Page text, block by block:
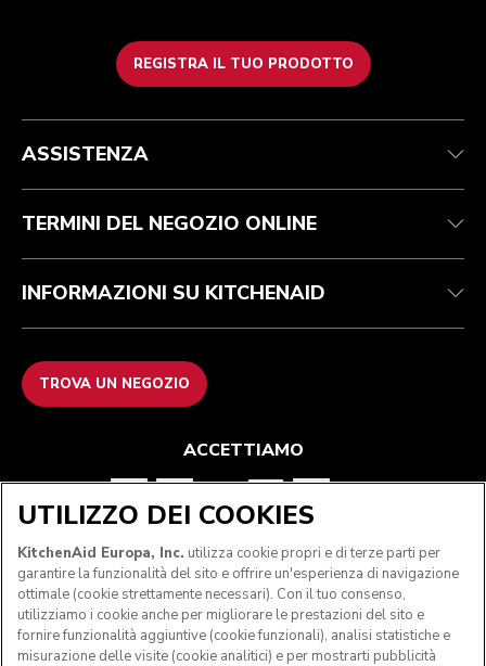
REGISTRA IL TUO PRODOTTO
Assistenza clienti
Garanzia e documentazione
Contattaci
Termini e condizioni
Resi e rimborsi
Imprint
ODR
Per il marchio
Trova un negozio
ASSISTENZA
TERMINI DEL NEGOZIO ONLINE
INFORMAZIONI SU KITCHENAID
TROVA UN NEGOZIO
ACCETTIAMO
SEGUICI
UTILIZZO DEI COOKIES
KitchenAid Europa, Inc. utilizza cookie propri e di terze parti per
garantire la funzionalità del sito e offrire un'esperienza di navigazione
ottimale (cookie strettamente necessari). Con il tuo consenso,
utilizziamo i cookie anche per migliorare le prestazioni del sito e
fornire funzionalità aggiuntive (cookie funzionali), analisi statistiche e
misurazione delle visite (cookie analitici) e per mostrarti pubblicità